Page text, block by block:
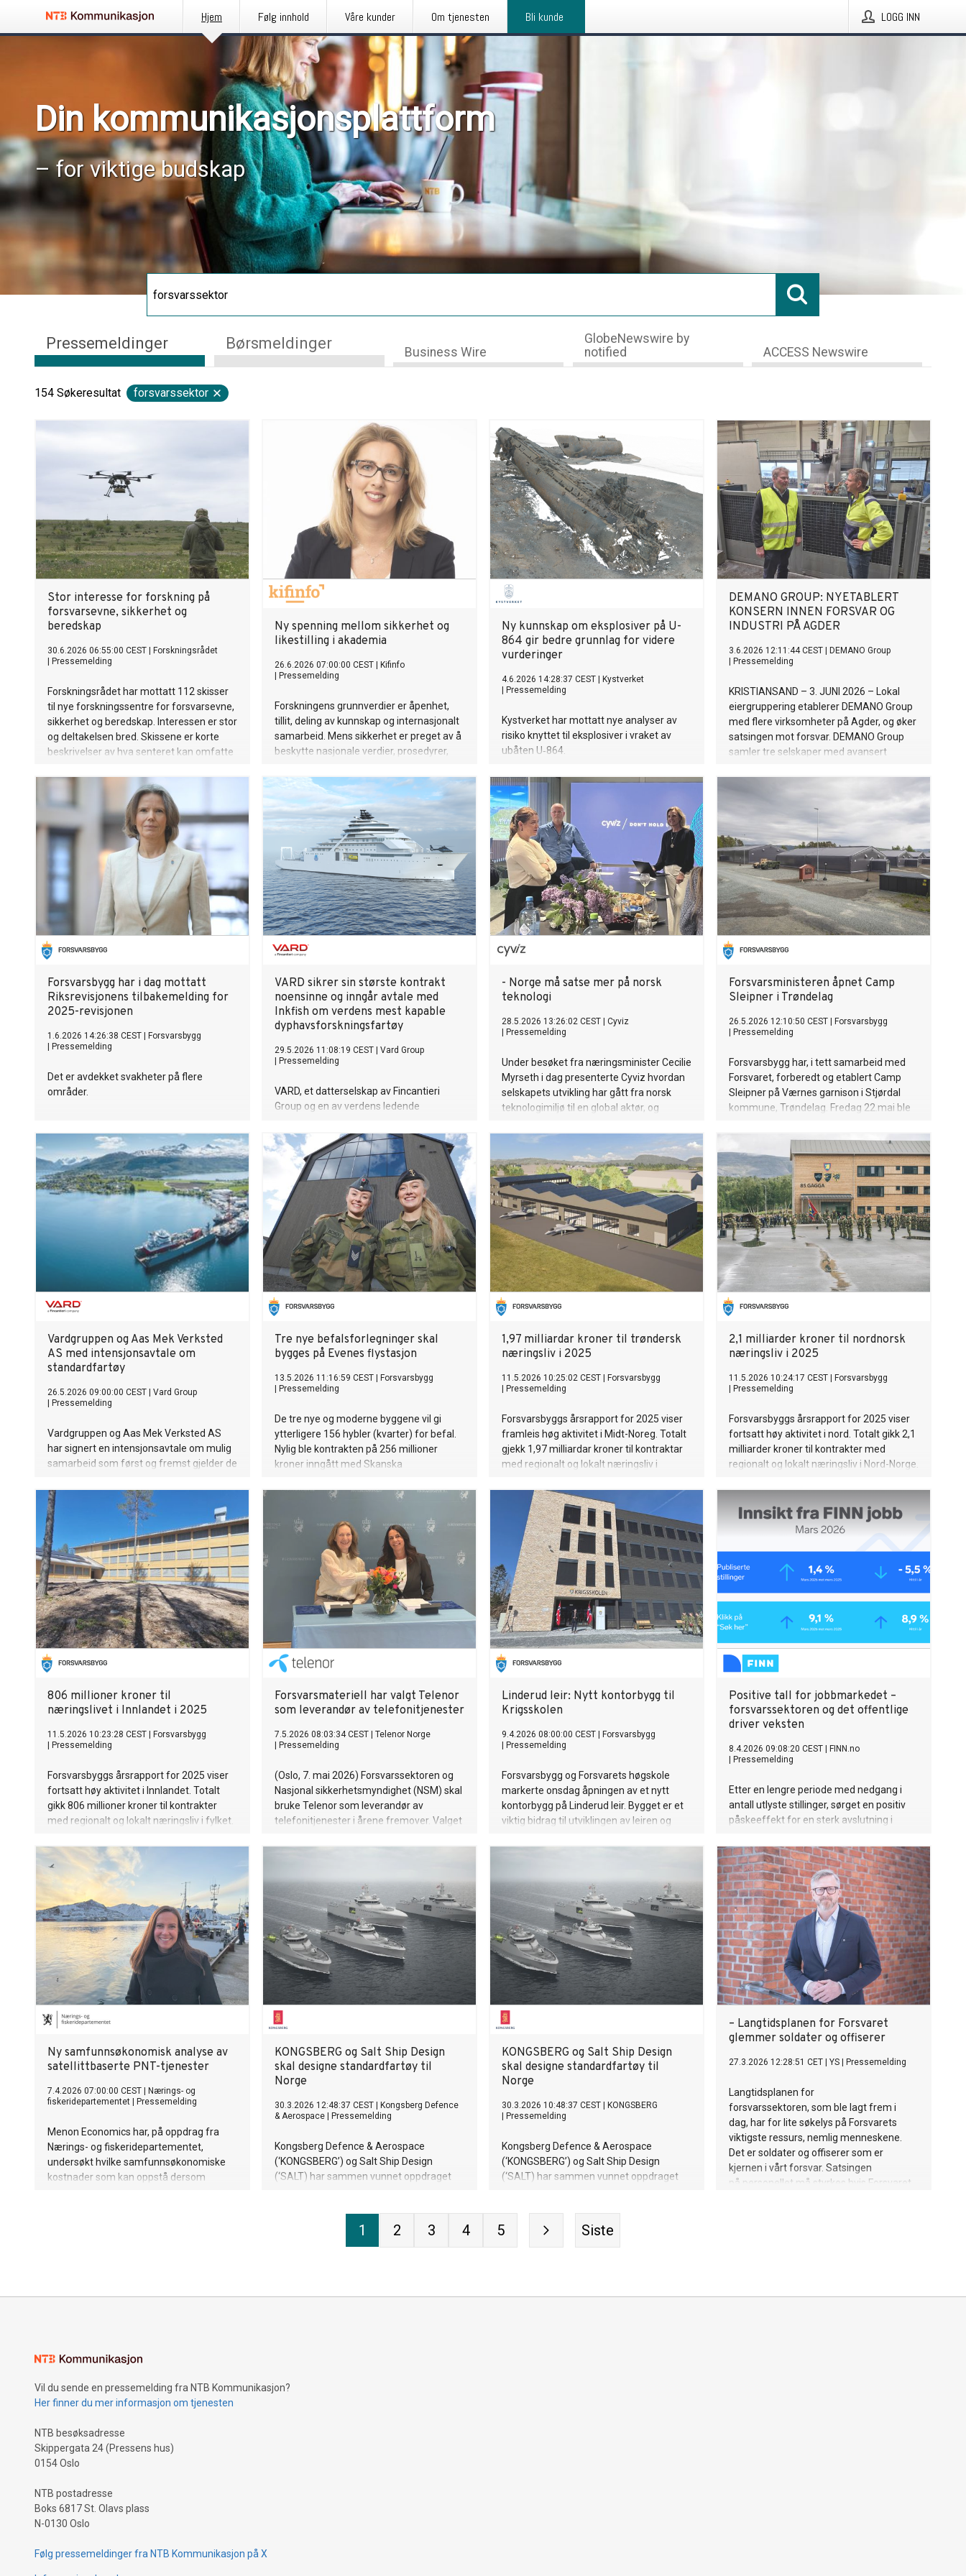
Hjem Følg innhold Våre kunder Om tjenesten Bli kunde LOGG INN
Din kommunikasjonsplattform
– for viktige budskap
Pressemeldinger Børsmeldinger Business Wire
GlobeNewswire by
notified
ACCESS Newswire
154 Søkeresultat forsvarssektor
Stor interesse for forskning på
forsvarsevne, sikkerhet og
beredskap
30.6.2026 06:55:00 CEST
Forskningsrådet
Pressemelding
Forskningsrådet har mottatt 112 skisser
til nye forskningssentre for forsvarsevne,
sikkerhet og beredskap. Interessen er stor
og deltakelsen bred. Skissene er korte
beskrivelser av hva senteret kan omfatte
samarbeidsaktører. Til hovedutlysningen
– som utsettes til over nyåret for å gi
miljøene bedre tid - forventes det at
mange slår sammen forslagene sine.
Ny spenning mellom sikkerhet og
likestilling i akademia
26.6.2026 07:00:00 CEST
Kifinfo
Pressemelding
Forskningens grunnverdier er åpenhet,
tillit, deling av kunnskap og internasjonalt
samarbeid. Mens sikkerhet er preget av å
beskytte nasjonale verdier, prosedyrer,
Hole fra Institutt for energiteknikk.
Ny kunnskap om eksplosiver på U-
864 gir bedre grunnlag for videre
vurderinger
4.6.2026 14:28:37 CEST
Kystverket
Pressemelding
Kystverket har mottatt nye analyser av
risiko knyttet til eksplosiver i vraket av
ubåten U‑864.
DEMANO GROUP: NYETABLERT
KONSERN INNEN FORSVAR OG
INDUSTRI PÅ AGDER
3.6.2026 12:11:44 CEST
DEMANO Group
Pressemelding
KRISTIANSAND – 3. JUNI 2026 – Lokal
eiergruppering etablerer DEMANO Group
med flere virksomheter på Agder, og øker
satsingen mot forsvar. DEMANO Group
samler tre selskaper med avansert
omsetter for cirka 375 millioner kroner, og
målet er en kraftig økning innen
forsvarssektoren i årene fremover.
Forsvarsbygg har i dag mottatt
Riksrevisjonens tilbakemelding for
2025-revisjonen
1.6.2026 14:26:38 CEST
Forsvarsbygg
Pressemelding
Det er avdekket svakheter på flere
områder.
VARD sikrer sin største kontrakt
noensinne og inngår avtale med
Inkfish om verdens mest kapable
dyphavsforskningsfartøy
29.5.2026 11:08:19 CEST
Vard Group
Pressemelding
VARD, et datterselskap av Fincantieri
Group og en av verdens ledende
spesialiserte fartøy, har gleden av å
kunngjøre at vi har signert kontrakt med
den globale forskningsorganisasjonen
Inkfish om design og bygging av et
banebrytende forskningsfartøy av
designet VARD 9 42. Kontraktsverdien er
på nær 700 millioner euro. Dette er den
største ordren VARD noensinne har sikret
for ett enkelt fartøy, og samtidig den
største ordren av sitt slag kontrahert i
Norge.
- Norge må satse mer på norsk
teknologi
28.5.2026 13:26:02 CEST
Cyviz
Pressemelding
Under besøket fra næringsminister Cecilie
Myrseth i dag presenterte Cyviz hvordan
selskapets utvikling har gått fra norsk
teknologimiljø til en global aktør, og
videre vekst: behovet for sterkere satsing
på teknologi og bedre tilgang til det
norske forsvarsmarkedet.
Forsvarsministeren åpnet Camp
Sleipner i Trøndelag
26.5.2026 12:10:50 CEST
Forsvarsbygg
Pressemelding
Forsvarsbygg har, i tett samarbeid med
Forsvaret, forberedt og etablert Camp
Sleipner på Værnes garnison i Stjørdal
kommune, Trøndelag. Fredag 22.mai ble
trening, mottak og forsterkning, formelt
åpnet av statsråd Tore O. Sandvik (Ap).
Vardgruppen og Aas Mek Verksted
AS med intensjonsavtale om
standardfartøy
26.5.2026 09:00:00 CEST
Vard Group
Pressemelding
Vardgruppen og Aas Mek Verksted AS
har signert en intensjonsavtale om mulig
samarbeid som først og fremst gjelder de
anskaffelse av standardiserte fartøy.
Tre nye befalsforlegninger skal
bygges på Evenes flystasjon
13.5.2026 11:16:59 CEST
Forsvarsbygg
Pressemelding
De tre nye og moderne byggene vil gi
ytterligere 156 hybler (kvarter) for befal.
Nylig ble kontrakten på 256 millioner
kroner inngått med Skanska
1,97 milliardar kroner til trøndersk
næringsliv i 2025
11.5.2026 10:25:02 CEST
Forsvarsbygg
Pressemelding
Forsvarsbyggs årsrapport for 2025 viser
framleis høg aktivitet i Midt-Noreg. Totalt
gjekk 1,97 milliardar kroner til kontraktar
med regionalt og lokalt næringsliv i
forsvarsevne, beredskap og aktivitet i
landsdelen.
2,1 milliarder kroner til nordnorsk
næringsliv i 2025
11.5.2026 10:24:17 CEST
Forsvarsbygg
Pressemelding
Forsvarsbyggs årsrapport for 2025 viser
fortsatt høy aktivitet i nord. Totalt gikk 2,1
milliarder kroner til kontrakter med
regionalt og lokalt næringsliv i Nord-Norge.
806 millioner kroner til
næringslivet i Innlandet i 2025
11.5.2026 10:23:28 CEST
Forsvarsbygg
Pressemelding
Forsvarsbyggs årsrapport for 2025 viser
fortsatt høy aktivitet i Innlandet. Totalt
gikk 806 millioner kroner til kontrakter
med regionalt og lokalt næringsliv i fylket.
beredskap og aktivitet.
Forsvarsmateriell har valgt Telenor
som leverandør av telefonitjenester
7.5.2026 08:03:34 CEST
Telenor Norge
Pressemelding
(Oslo, 7. mai 2026) Forsvarssektoren og
Nasjonal sikkerhetsmyndighet (NSM) skal
bruke Telenor som leverandør av
telefonitjenester i årene fremover. Valget
robusthet, dekning og kvalitet i en
skjerpet geopolitisk situasjon.
Linderud leir: Nytt kontorbygg til
Krigsskolen
9.4.2026 08:00:00 CEST
Forsvarsbygg
Pressemelding
Forsvarsbygg og Forsvarets høgskole
markerte onsdag åpningen av et nytt
kontorbygg på Linderud leir. Bygget er et
viktig bidrag til utviklingen av leiren og
Positive tall for jobbmarkedet –
forsvarssektoren og det offentlige
driver veksten
8.4.2026 09:08:20 CEST
FINN.no
Pressemelding
Etter en lengre periode med nedgang i
antall utlyste stillinger, sørget en positiv
påskeeffekt for en sterk avslutning i
en forsiktig positiv dreining, der noen
bransjer drar lasset.
Ny samfunnsøkonomisk analyse av
satellittbaserte PNT-tjenester
7.4.2026 07:00:00 CEST
Nærings- og
fiskeridepartementet
Pressemelding
Menon Economics har, på oppdrag fra
Nærings- og fiskeridepartementet,
undersøkt hvilke samfunnsøkonomiske
kostnader som kan oppstå dersom
KONGSBERG og Salt Ship Design
skal designe standardfartøy til
Norge
30.3.2026 12:48:37 CEST
Kongsberg Defence
& Aerospace
Pressemelding
Kongsberg Defence & Aerospace
(‘KONGSBERG’) og Salt Ship Design
(‘SALT) har sammen vunnet oppdraget
KONGSBERG og Salt Ship Design
skal designe standardfartøy til
Norge
30.3.2026 10:48:37 CEST
KONGSBERG
Pressemelding
Kongsberg Defence & Aerospace
(‘KONGSBERG’) og Salt Ship Design
(‘SALT) har sammen vunnet oppdraget
– Langtidsplanen for Forsvaret
glemmer soldater og offiserer
27.3.2026 12:28:51 CET YS Pressemelding
Langtidsplanen for
forsvarssektoren, som ble lagt frem i
dag, har for lite søkelys på Forsvarets
viktigste ressurs, nemlig menneskene.
Det er soldater og offiserer som er
kjernen i vårt forsvar. Satsingen
på personellet må styrkes hvis Forsvaret
1 2 3 4 5 Siste
Vil du sende en pressemelding fra NTB Kommunikasjon?
Her finner du mer informasjon om tjenesten
NTB besøksadresse
Skippergata 24 (Pressens hus)
0154 Oslo
NTB postadresse
Boks 6817 St. Olavs plass
N-0130 Oslo
Følg pressemeldinger fra NTB Kommunikasjon på X